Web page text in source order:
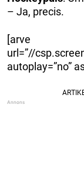
– Ja, precis.
[arve
url=”//
autoplay=”no”